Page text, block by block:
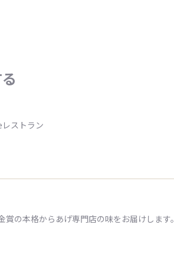
ストラン
の本格からあげ専門店の味をお届けします。